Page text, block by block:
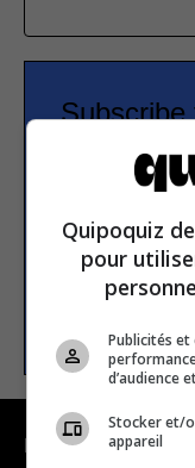
Subscribe
Email
NAVIGATION
Quipoquiz
pour
Publicités
d’audience
Stocker et/
appareil